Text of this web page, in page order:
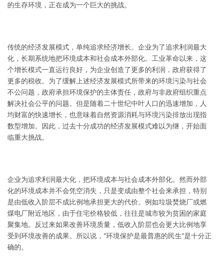
的生存环境，正在成为一个巨大的挑战。
传统的经济发展模式，单纯追求经济增长。企业为了追求利润最大
化，长期系统地把环境成本和社会成本外部化。工业革命以来，这
个增长模式一直运行良好，为企业创造了更多的利润，政府获得了
更多的税收。为了缓解上述经济发展模式所带来的环境污染与社会
不公问题，政府承担环境保护的主体责任，政府与非政府组织重点
解决社会公平的问题。但是随着二十世纪中叶人口的迅速增加，人
均财富的快速增长，也意味着自然资源消耗与环境污染排放出现指
数型增加。因此，过去十分成功的经济发展模式难以为继，开始面
临重大挑战。
企业为追求利润最大化，把环境成本与社会成本外部化。然而外部
化的环境成本并不会凭空消失，只是变成由整个社会来承担，特别
是由低收入阶层不成比例地承担更大的代价。例如垃圾焚烧厂或燃
煤电厂附近地区，由于住宅价格较低，往往是城市较为贫困的家庭
聚集地。反过来如果改善环境质量，低收入阶层也会更大比例地享
受到环境改善的成果。所以说，“环境保护是最普惠的民生“是十分正
确的。